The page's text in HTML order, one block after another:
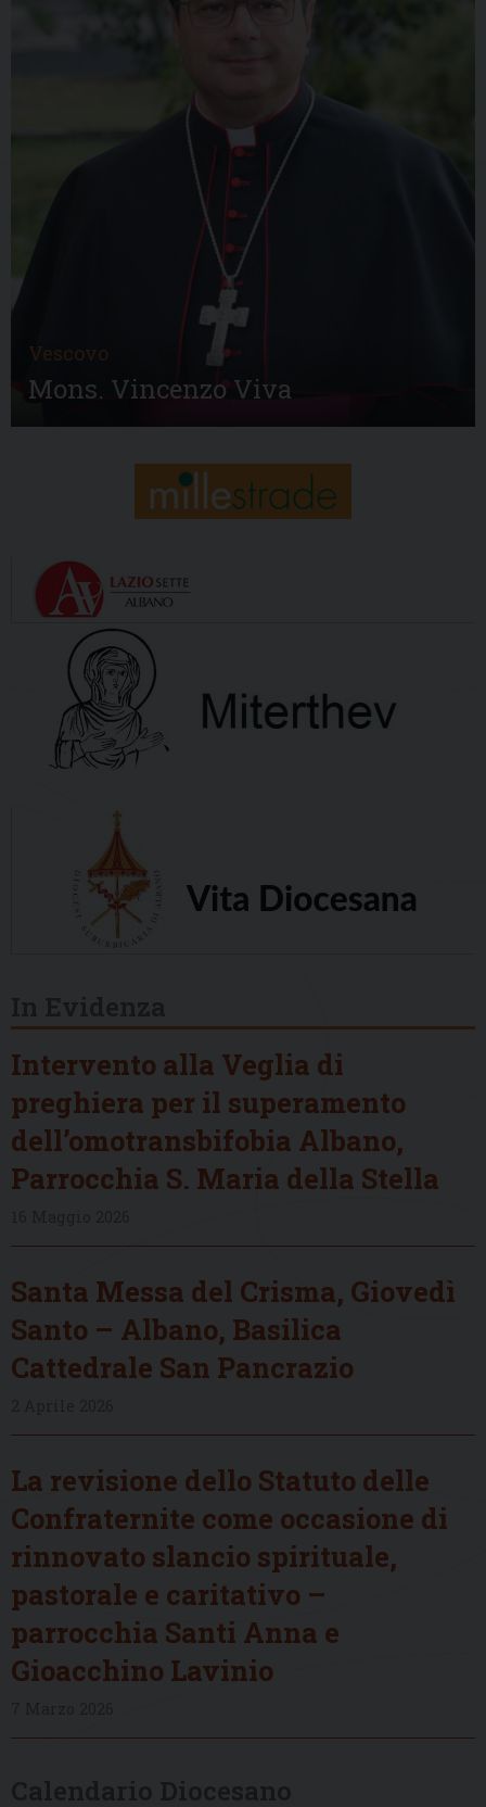
Vescovo
Mons. Vincenzo Viva
Intervento alla Veglia di
preghiera per il superamento
dell’omotransbifobia Albano,
Parrocchia S. Maria della Stella
Santa Messa del Crisma, Giovedì
Santo – Albano, Basilica
Cattedrale San Pancrazio
La revisione dello Statuto delle
Confraternite come occasione di
rinnovato slancio spirituale,
pastorale e caritativo –
parrocchia Santi Anna e
Gioacchino Lavinio